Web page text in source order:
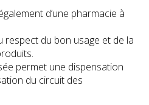
d’une pharmacie à
respect du bon usage et de la
permet une dispensation
du circuit des